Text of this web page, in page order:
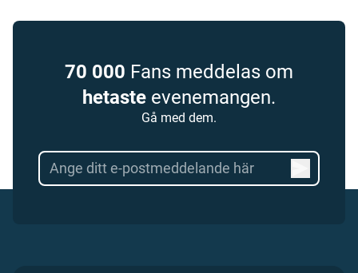
70 000 Fans meddelas om
hetaste evenemangen.
Gå med dem.